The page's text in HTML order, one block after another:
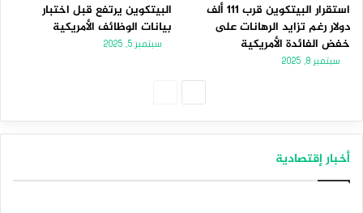
استقرار البيتكوين قرب 111 ألف
دولار رغم تزايد الرهانات على
خفض الفائدة الأمريكية
سبتمبر 8, 2025
البيتكوين يرتفع قبل اختبار
بيانات الوظائف الأمريكية
سبتمبر 5, 2025
أخبار إقتصادية